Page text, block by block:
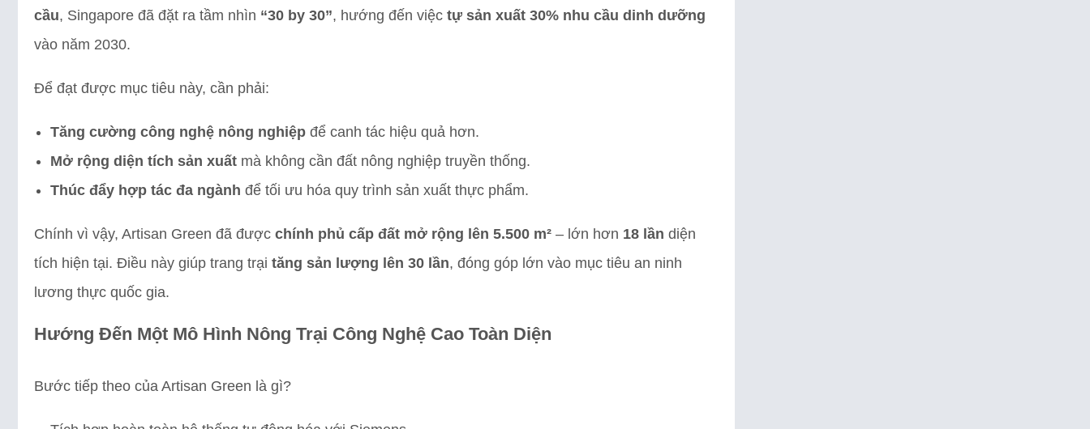
cầu, Singapore đã đặt ra tầm nhìn “30 by 30”, hướng đến việc tự sản xuất 30% nhu cầu dinh dưỡng
vào năm 2030.
Để đạt được mục tiêu này, cần phải:
Tăng cường công nghệ nông nghiệp để canh tác hiệu quả hơn.
Mở rộng diện tích sản xuất mà không cần đất nông nghiệp truyền thống.
Thúc đẩy hợp tác đa ngành để tối ưu hóa quy trình sản xuất thực phẩm.
Chính vì vậy, Artisan Green đã được chính phủ cấp đất mở rộng lên 5.500 m² – lớn hơn 18 lần diện
tích hiện tại. Điều này giúp trang trại tăng sản lượng lên 30 lần, đóng góp lớn vào mục tiêu an ninh
lương thực quốc gia.
Hướng Đến Một Mô Hình Nông Trại Công Nghệ Cao Toàn Diện
Bước tiếp theo của Artisan Green là gì?